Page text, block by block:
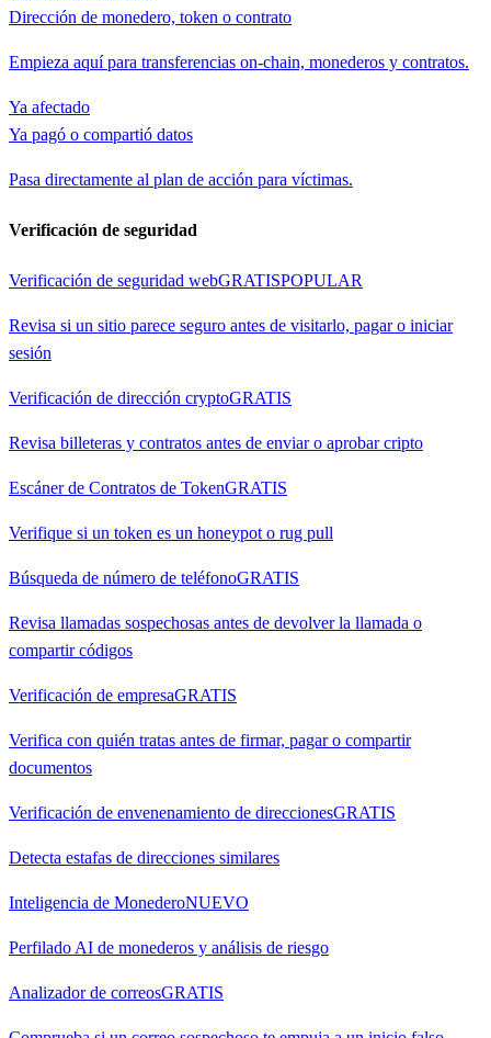
Dirección de monedero, token o contrato
Empieza aquí para transferencias on-chain, monederos y contratos.
Ya afectado
Ya pagó o compartió datos
Pasa directamente al plan de acción para víctimas.
Verificación de seguridad
Verificación de seguridad webGRATISPOPULAR
Revisa si un sitio parece seguro antes de visitarlo, pagar o iniciar
sesión
Verificación de dirección cryptoGRATIS
Revisa billeteras y contratos antes de enviar o aprobar cripto
Escáner de Contratos de TokenGRATIS
Verifique si un token es un honeypot o rug pull
Búsqueda de número de teléfonoGRATIS
Revisa llamadas sospechosas antes de devolver la llamada o
compartir códigos
Verificación de empresaGRATIS
Verifica con quién tratas antes de firmar, pagar o compartir
documentos
Verificación de envenenamiento de direccionesGRATIS
Detecta estafas de direcciones similares
Inteligencia de MonederoNUEVO
Perfilado AI de monederos y análisis de riesgo
Analizador de correosGRATIS